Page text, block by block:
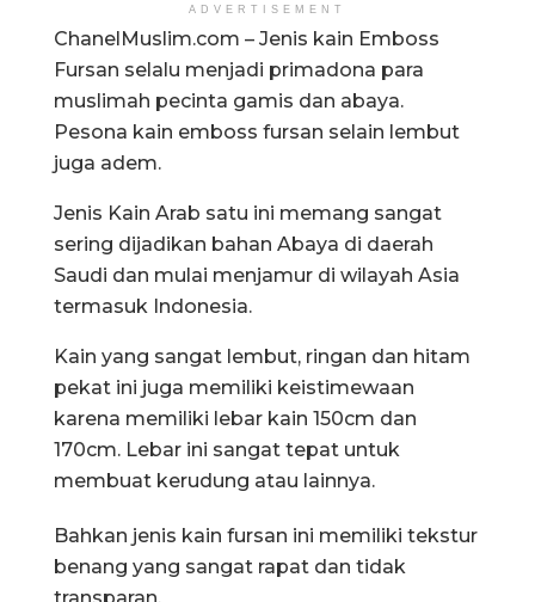
ADVERTISEMENT
ChanelMuslim.com – Jenis kain Emboss
Fursan selalu menjadi primadona para
muslimah pecinta gamis dan abaya.
Pesona kain emboss fursan selain lembut
juga adem.
Jenis Kain Arab satu ini memang sangat
sering dijadikan bahan Abaya di daerah
Saudi dan mulai menjamur di wilayah Asia
termasuk Indonesia.
Kain yang sangat lembut, ringan dan hitam
pekat ini juga memiliki keistimewaan
karena memiliki lebar kain 150cm dan
170cm. Lebar ini sangat tepat untuk
membuat kerudung atau lainnya.
Bahkan jenis kain fursan ini memiliki tekstur
benang yang sangat rapat dan tidak